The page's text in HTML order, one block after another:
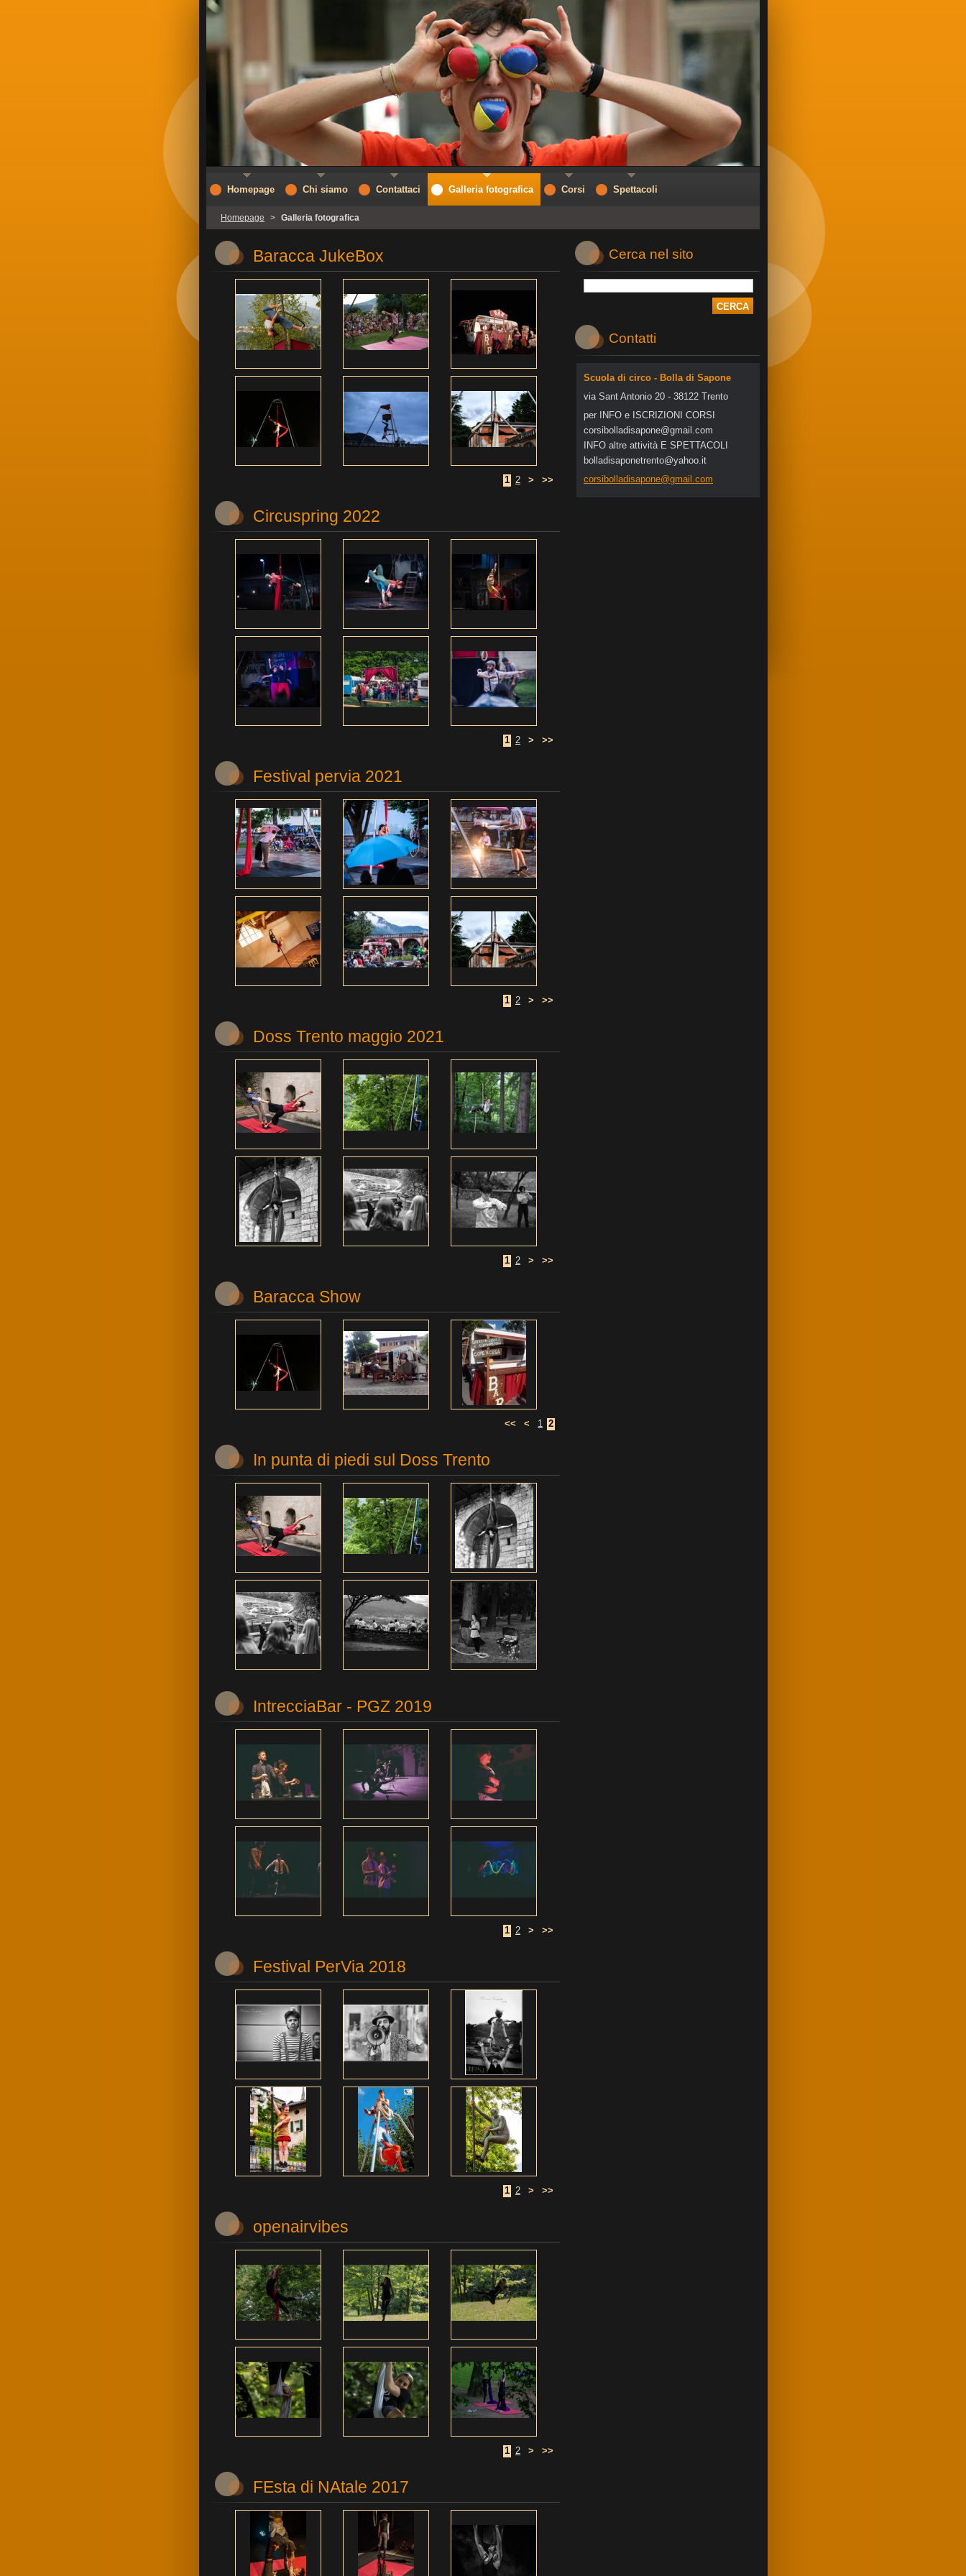
Homepage > Galleria fotografica
Baracca JukeBox
1 2 > >>
Circuspring 2022
1 2 > >>
Festival pervia 2021
1 2 > >>
Doss Trento maggio 2021
1 2 > >>
Baracca Show
<< < 1 2
In punta di piedi sul Doss Trento
IntrecciaBar - PGZ 2019
1 2 > >>
Festival PerVia 2018
1 2 > >>
openairvibes
1 2 > >>
FEsta di NAtale 2017
Cerca nel sito
Contatti
Scuola di circo - Bolla di Sapone
via Sant Antonio 20 - 38122 Trento
per INFO e ISCRIZIONI CORSI
corsibol ladisapone@gmail .com
INFO altre attività E SPETTACOLI
bolladisaponetrento@yahoo.it
corsibolladisapone@gmail.com
Homepage Chi siamo Contattaci Galleria fotografica Corsi Spettacoli